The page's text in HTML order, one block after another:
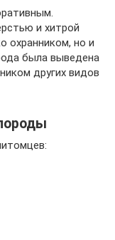
и хитрой
охранником, но и
была выведена
других видов